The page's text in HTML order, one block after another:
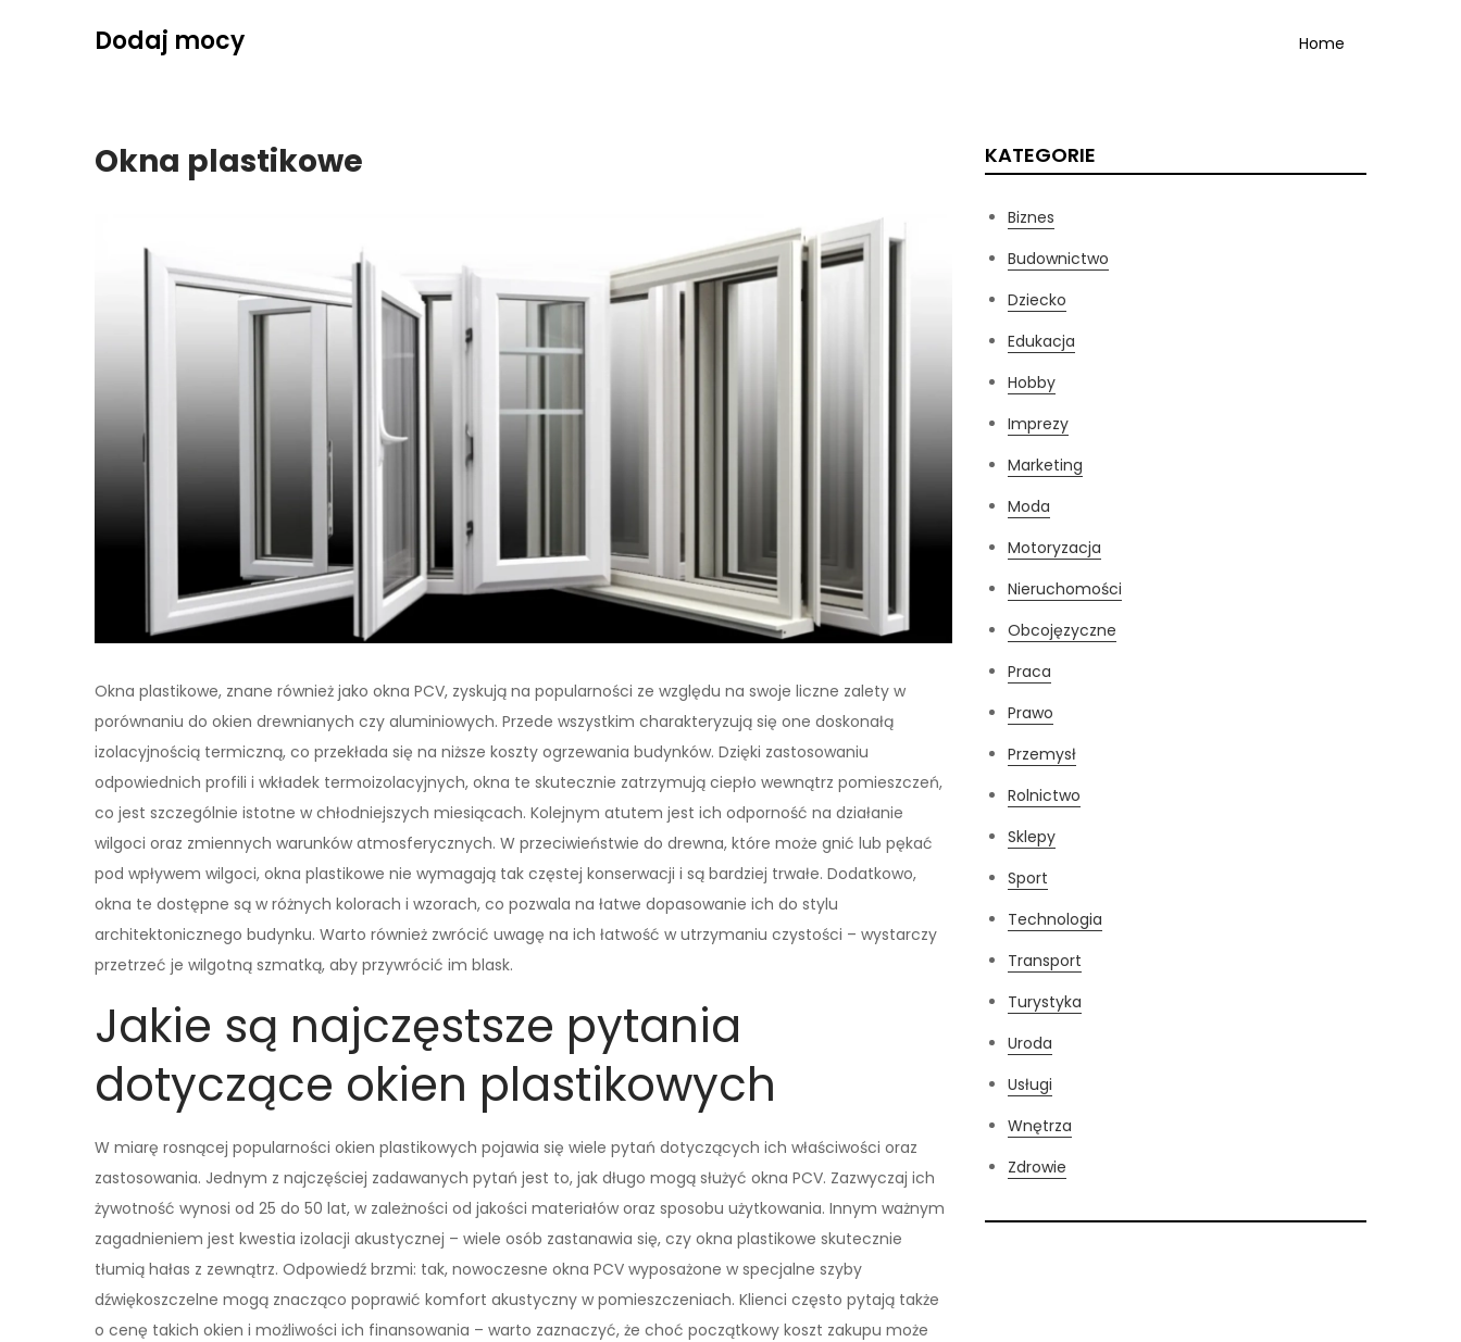
Dodaj mocy Home
Okna plastikowe
Okna plastikowe, znane również jako okna PCV, zyskują na popularności ze względu na swoje liczne zalety w
porównaniu do okien drewnianych czy aluminiowych. Przede wszystkim charakteryzują się one doskonałą
izolacyjnością termiczną, co przekłada się na niższe koszty ogrzewania budynków. Dzięki zastosowaniu
odpowiednich profili i wkładek termoizolacyjnych, okna te skutecznie zatrzymują ciepło wewnątrz pomieszczeń,
co jest szczególnie istotne w chłodniejszych miesiącach. Kolejnym atutem jest ich odporność na działanie
wilgoci oraz zmiennych warunków atmosferycznych. W przeciwieństwie do drewna, które może gnić lub pękać
pod wpływem wilgoci, okna plastikowe nie wymagają tak częstej konserwacji i są bardziej trwałe. Dodatkowo,
okna te dostępne są w różnych kolorach i wzorach, co pozwala na łatwe dopasowanie ich do stylu
architektonicznego budynku. Warto również zwrócić uwagę na ich łatwość w utrzymaniu czystości – wystarczy
przetrzeć je wilgotną szmatką, aby przywrócić im blask.
Jakie są najczęstsze pytania
dotyczące okien plastikowych
W miarę rosnącej popularności okien plastikowych pojawia się wiele pytań dotyczących ich właściwości oraz
zastosowania. Jednym z najczęściej zadawanych pytań jest to, jak długo mogą służyć okna PCV. Zazwyczaj ich
żywotność wynosi od 25 do 50 lat, w zależności od jakości materiałów oraz sposobu użytkowania. Innym ważnym
zagadnieniem jest kwestia izolacji akustycznej – wiele osób zastanawia się, czy okna plastikowe skutecznie
tłumią hałas z zewnątrz. Odpowiedź brzmi: tak, nowoczesne okna PCV wyposażone w specjalne szyby
dźwiękoszczelne mogą znacząco poprawić komfort akustyczny w pomieszczeniach. Klienci często pytają także
o cenę takich okien i możliwości ich finansowania – warto zaznaczyć, że choć początkowy koszt zakupu może
KATEGORIE
Biznes
Budownictwo
Dziecko
Edukacja
Hobby
Imprezy
Marketing
Moda
Motoryzacja
Nieruchomości
Obcojęzyczne
Praca
Prawo
Przemysł
Rolnictwo
Sklepy
Sport
Technologia
Transport
Turystyka
Uroda
Usługi
Wnętrza
Zdrowie